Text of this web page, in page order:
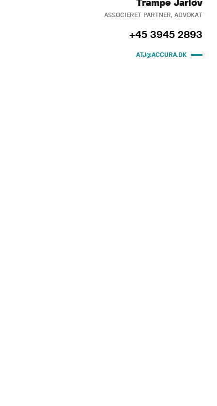
Trampe Jarløv
ASSOCIERET PARTNER, ADVOKAT
+45 3945 2893
ATJ@ACCURA.DK